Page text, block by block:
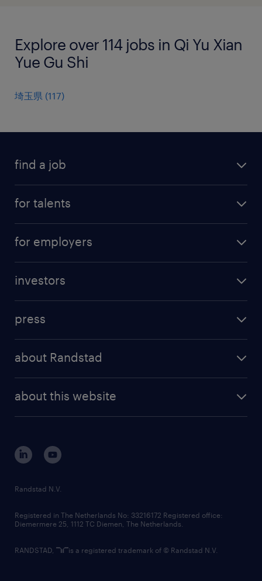
Explore over 114 jobs in Qi Yu Xian
Yue Gu Shi
埼玉県 (117)
find a job
for talents
professional career
for employers
randstad professional
randstad digital
investors
results and reports
press
about Randstad
corporate governance
randstad innovation fund
country websites
about this website
Randstad N.V.
Registered in The Netherlands No: 33216172 Registered office:
Diemermere 25, 1112 TC Diemen, The Netherlands.
RANDSTAD, is a registered trademark of © Randstad N.V.